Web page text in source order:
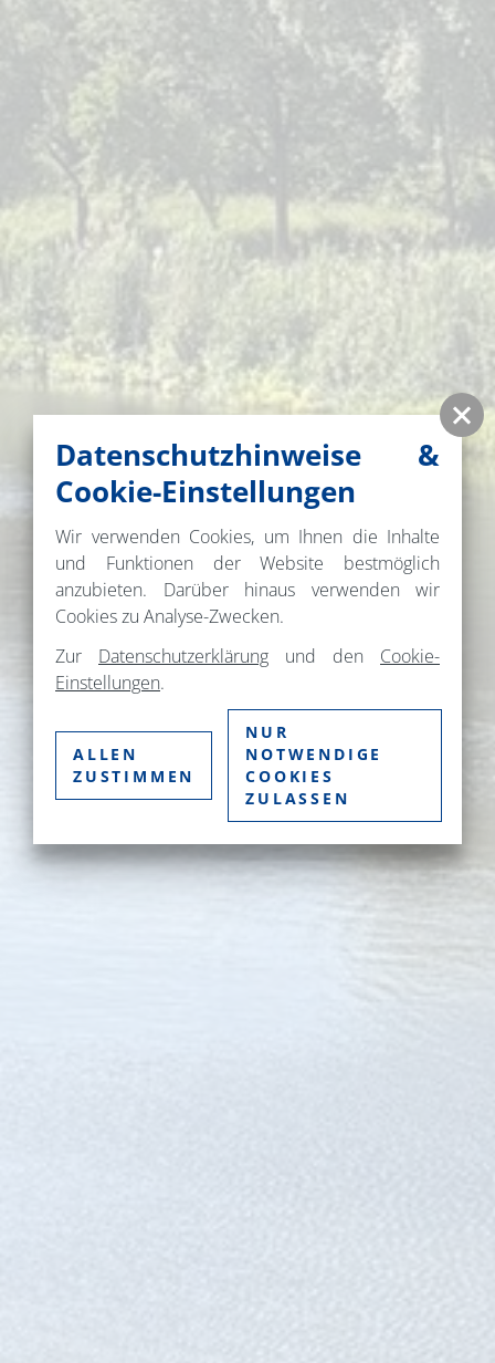
Datenschutzhinweise &
Cookie-Einstellungen
Wir verwenden Cookies, um Ihnen die Inhalte
und Funktionen der Website bestmöglich
anzubieten. Darüber hinaus verwenden wir
Cookies zu Analyse-Zwecken.
Zur Datenschutzerklärung und den Cookie-
Einstellungen.
ALLEN
ZUSTIMMEN
NUR
NOTWENDIGE
COOKIES
ZULASSEN